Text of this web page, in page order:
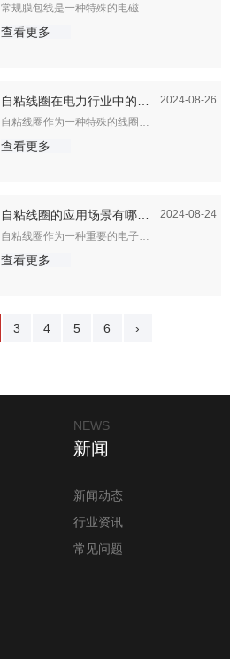
常规膜包线是一种特殊的电磁
线的表面按照一定的重叠率包覆
一层或多层薄膜作为绝缘层。这
解析：
查看更多
2024-08-26
自粘线圈在电力行业中的优
势和应用价值有哪些？
自粘线圈作为一种特殊的线圈，
和广泛的应用价值。以下是对其
优势和应用价值的详细探讨：
查看更多
2024-08-24
自粘线圈的应用场景有哪
些？
自粘线圈作为一种重要的电子元
是其主要的应用领域：
查看更多
3 4 5 6 ›
NEWS
新闻
新闻动态
行业资讯
常见问题